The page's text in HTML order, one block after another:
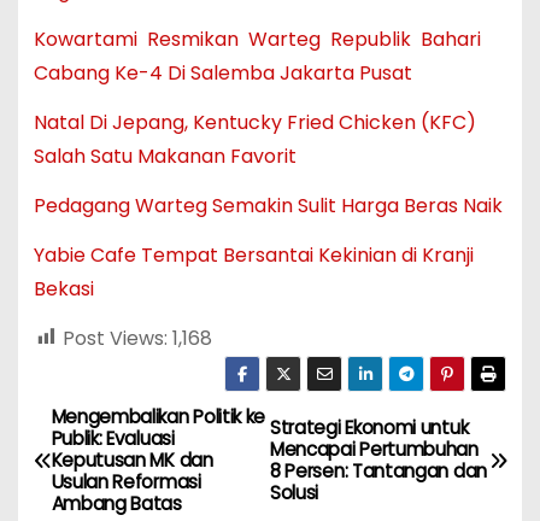
Kowartami Resmikan Warteg Republik Bahari
Cabang Ke-4 Di Salemba Jakarta Pusat
Natal Di Jepang, Kentucky Fried Chicken (KFC)
Salah Satu Makanan Favorit
Pedagang Warteg Semakin Sulit Harga Beras Naik
Yabie Cafe Tempat Bersantai Kekinian di Kranji
Bekasi
Post Views: 1,168
N
a
Strategi Ekonomi untuk
Mencapai Pertumbuhan
8 Persen: Tantangan dan
Solusi
Mengembalikan Politik ke
Publik: Evaluasi
Keputusan MK dan
Usulan Reformasi
Ambang Batas